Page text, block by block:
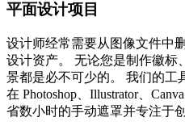
平面设计项目
设计师经常需要从图像文件中
设计资产。 无论您是制作徽标
景都是必不可少的。 我们的工
在 Photoshop、Illustrator、
省数小时的手动遮罩并专注于